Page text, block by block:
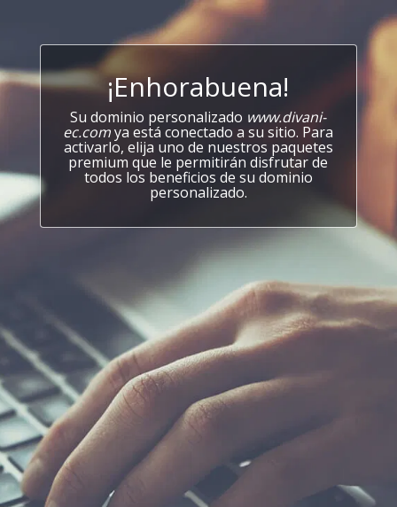
¡Enhorabuena!
Su dominio personalizado www.divani-
ec.comya está conectado a su sitio. Para
activarlo, elija uno de nuestros paquetes
premium que le permitirán disfrutar de
todos los beneficios de su dominio
personalizado.